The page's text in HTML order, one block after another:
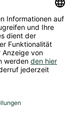
zzgl.
bei